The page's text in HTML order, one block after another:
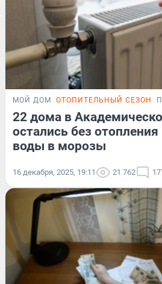
МОЙ ДОМ ОТОПИТЕЛЬНЫЙ СЕЗОН
22 дома в
остались без отопления
воды в морозы
16 декабря, 2025, 19:11 21 762